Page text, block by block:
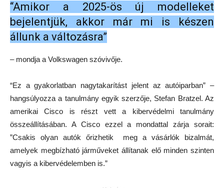
“Amikor a 2025-ös új modelleket
bejelentjük, akkor már mi is készen
állunk a változásra”
– mondja a Volkswagen szóvivője.
“Ez a gyakorlatban nagytakarítást jelent az autóiparban” –
hangsúlyozza a tanulmány egyik szerzője, Stefan Bratzel. Az
amerikai Cisco is részt vett a kibervédelmi tanulmány
összeállításában. A Cisco ezzel a mondattal zárja sorait:
”Csakis olyan autók őrizhetik meg a vásárlók bizalmát,
amelyek megbízható járműveket állítanak elő minden szinten
vagyis a kibervédelemben is.”